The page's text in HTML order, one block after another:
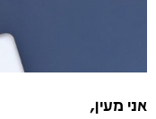
אני מעין,